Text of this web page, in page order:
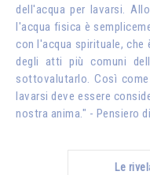
dell'acqua per lavarsi.
l'acqua fisica è
con l'acqua spirituale, che
degli atti più comuni
sottovalutarlo. Così come
lavarsi deve essere
nostra anima." - Pensiero
Le